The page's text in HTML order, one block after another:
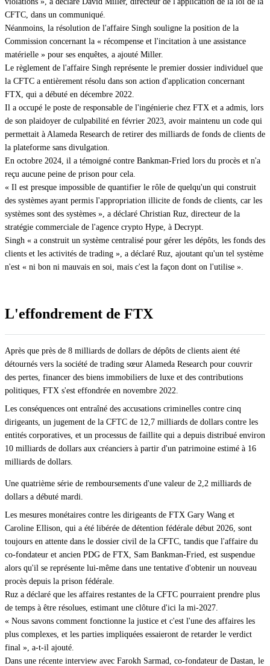
CFTC, dans un communiqué.
Néanmoins, la résolution de l'affaire Singh souligne la position de la
Commission concernant la « récompense et l'incitation à une assistance
matérielle » pour ses enquêtes, a ajouté Miller.
Le règlement de l'affaire Singh représente le premier dossier individuel que
la CFTC a entièrement résolu dans son action d'application concernant
FTX, qui a débuté en décembre 2022.
Il a occupé le poste de responsable de l'ingénierie chez FTX et a admis, lors
de son plaidoyer de culpabilité en février 2023, avoir maintenu un code qui
permettait à Alameda Research de retirer des milliards de fonds de clients de
la plateforme sans divulgation.
En octobre 2024, il a témoigné contre Bankman-Fried lors du procès et n'a
reçu aucune peine de prison pour cela.
« Il est presque impossible de quantifier le rôle de quelqu'un qui construit
des systèmes ayant permis l'appropriation illicite de fonds de clients, car les
systèmes sont des systèmes », a déclaré Christian Ruz, directeur de la
stratégie commerciale de l'agence crypto Hype, à Decrypt.
Singh « a construit un système centralisé pour gérer les dépôts, les fonds des
clients et les activités de trading », a déclaré Ruz, ajoutant qu'un tel système
n'est « ni bon ni mauvais en soi, mais c'est la façon dont on l'utilise ».
L'effondrement de FTX
Après que près de 8 milliards de dollars de dépôts de clients aient été
détournés vers la société de trading sœur Alameda Research pour couvrir
des pertes, financer des biens immobiliers de luxe et des contributions
politiques, FTX s'est effondrée en novembre 2022.
Les conséquences ont entraîné des accusations criminelles contre cinq
dirigeants, un jugement de la CFTC de 12,7 milliards de dollars contre les
entités corporatives, et un processus de faillite qui a depuis distribué environ
10 milliards de dollars aux créanciers à partir d'un patrimoine estimé à 16
milliards de dollars.
Une quatrième série de remboursements d'une valeur de 2,2 milliards de
dollars a débuté mardi.
Les mesures monétaires contre les dirigeants de FTX Gary Wang et
Caroline Ellison, qui a été libérée de détention fédérale début 2026, sont
toujours en attente dans le dossier civil de la CFTC, tandis que l'affaire du
co-fondateur et ancien PDG de FTX, Sam Bankman-Fried, est suspendue
alors qu'il se représente lui-même dans une tentative d'obtenir un nouveau
procès depuis la prison fédérale.
Ruz a déclaré que les affaires restantes de la CFTC pourraient prendre plus
de temps à être résolues, estimant une clôture d'ici la mi-2027.
« Nous savons comment fonctionne la justice et c'est l'une des affaires les
plus complexes, et les parties impliquées essaieront de retarder le verdict
final », a-t-il ajouté.
Dans une récente interview avec Farokh Sarmad, co-fondateur de Dastan, le